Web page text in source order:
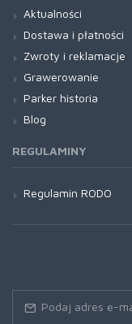
Aktualności
Dostawa i płatności
Zwroty i reklamacje
Grawerowanie
Parker historia
Blog
REGULAMINY
Regulamin RODO